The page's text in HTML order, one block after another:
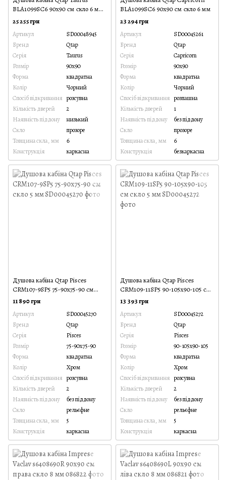
BLA1099SC6 90х90 см скло 6 мм
з піддоном Tern
25 255 грн
Артикул
SD00048945
Бренд
Qtap
Серія
Taurus
Розмір
90x90
Форма
квадратна
Колір
Чорний
Спосіб відкривання розсувна
Кількість дверей
2
Наявність піддону
низький
Скло
прозоре
Товщина скла, мм
6
Конструкція
каркасна
BLA1099SC6 90х90 см скло 6 мм
23 294 грн
Артикул
SD00045261
Бренд
Qtap
Серія
Capricorn
Розмір
90x90
Форма
квадратна
Колір
Чорний
Спосіб відкривання розпашна
Кількість дверей
1
Наявність піддону
без піддону
Скло
прозоре
Товщина скла, мм
6
Конструкція
безкаркасна
Душова кабіна Qtap Pisces
CRM107-9SP5 75-90x75-90 см
скло 5 мм
11 890 грн
Артикул
SD00045270
Бренд
Qtap
Серія
Pisces
Розмір
75-90x75-90
Форма
квадратна
Колір
Хром
Спосіб відкривання розсувна
Кількість дверей
2
Наявність піддону
без піддону
Скло
рельєфне
Товщина скла, мм
5
Конструкція
каркасна
Душова кабіна Qtap Pisces
CRM109-11SP5 90-105x90-105 см
скло 5 мм
13 393 грн
Артикул
SD00045272
Бренд
Qtap
Серія
Pisces
Розмір
90-105x90-105
Форма
квадратна
Колір
Хром
Спосіб відкривання розсувна
Кількість дверей
2
Наявність піддону
без піддону
Скло
рельєфне
Товщина скла, мм
5
Конструкція
каркасна